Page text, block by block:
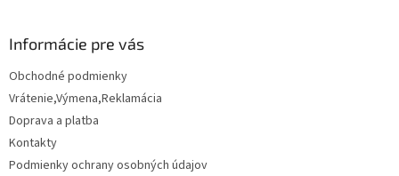
Informácie pre vás
Obchodné podmienky
Vrátenie,Výmena,Reklamácia
Doprava a platba
Kontakty
Podmienky ochrany osobných údajov